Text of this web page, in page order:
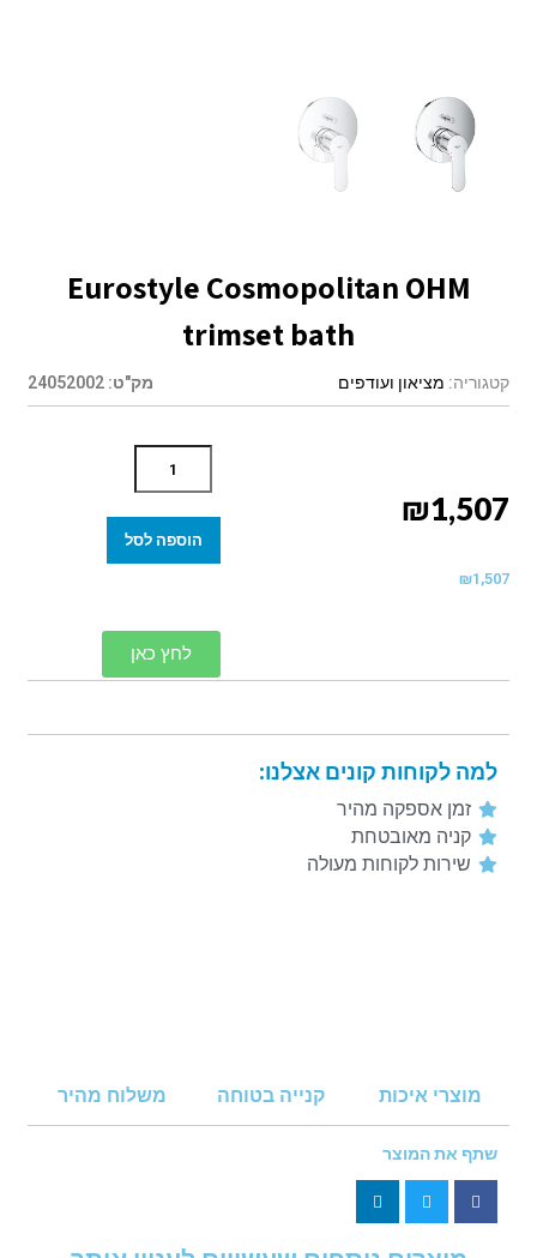
Eurostyle Cosmopolitan OHM
trimset bath
קטגוריה: מציאון ועודפים מק"ט: 24052002
₪1,507
₪1,507
הוספה לסל
לחץ כאן
למה לקוחות קונים אצלנו:
זמן אספקה מהיר
קניה מאובטחת
שירות לקוחות מעולה
מוצרי איכות קנייה בטוחה משלוח מהיר
שתף את המוצר